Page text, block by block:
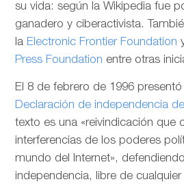
su vida: según la Wikipedia fue
ganadero y ciberactivista.
la Electronic Frontier Foundation
Press Foundation entre otras
El 8 de febrero de 1996
Declaración de independencia
texto es una «reivindicación que
interferencias de los poderes
mundo del Internet»,
independencia, libre de